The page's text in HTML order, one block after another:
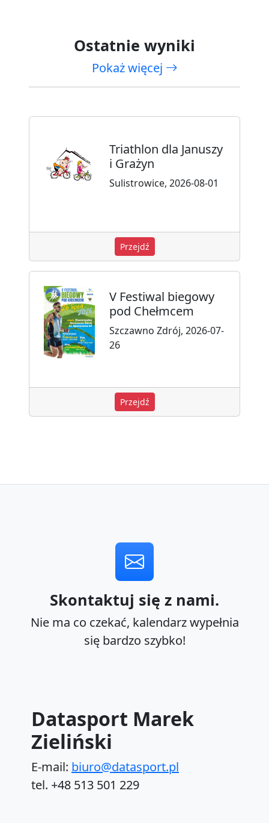
Ostatnie wyniki
Pokaż więcej
Triathlon dla Januszy
i Grażyn
Sulistrowice, 2026-08-01
Przejdź
V Festiwal biegowy
pod Chełmcem
Szczawno Zdrój, 2026-07-
26
Przejdź
Skontaktuj się z nami.
Nie ma co czekać, kalendarz wypełnia
się bardzo szybko!
Datasport Marek
Zieliński
E-mail: biuro@datasport.pl
tel. +48 513 501 229